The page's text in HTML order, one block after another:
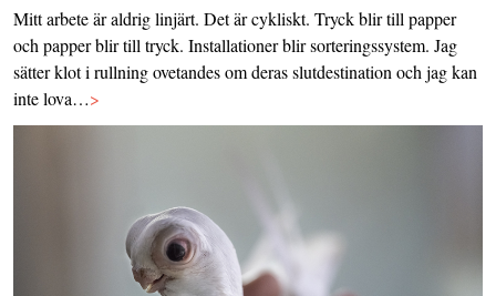
Mitt arbete är aldrig linjärt. Det är cykliskt. Tryck blir till papper
och papper blir till tryck. Installationer blir sorteringssystem. Jag
sätter klot i rullning ovetandes om deras slutdestination och jag kan
inte lova…>